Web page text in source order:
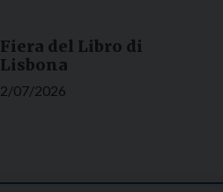
Fiera del Libro di
Lisbona
2/07/2026